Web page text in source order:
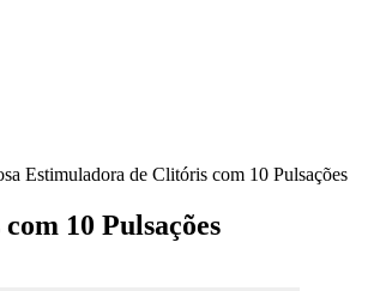
Estimuladora de Clitóris com 10 Pulsações
10 Pulsações